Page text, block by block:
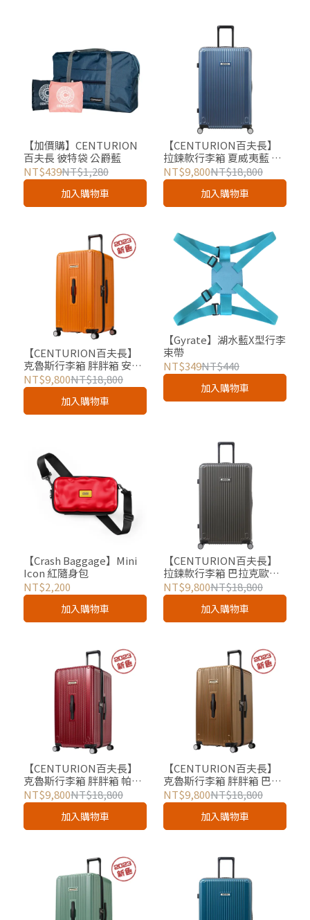
【加價購】CENTURION
百夫長 彼特袋 公爵藍
NT$439NT$1,280
加入購物車
【CENTURION百夫長】
拉鍊款行李箱 夏威夷藍 29
吋 總代理
NT$9,800NT$18,800
加入購物車
【CENTURION百夫長】
克魯斯行李箱 胖胖箱 安奎
拉消光橘 29吋 總代理
NT$9,800NT$18,800
加入購物車
【Gyrate】湖水藍X型行李
束帶
NT$349NT$440
加入購物車
【Crash Baggage】Mini
Icon 紅隨身包
NT$2,200
加入購物車
【CENTURION百夫長】
拉鍊款行李箱 巴拉克歐巴
馬深灰 29吋 總代理
NT$9,800NT$18,800
加入購物車
【CENTURION百夫長】
克魯斯行李箱 胖胖箱 帕果
帕果紅 29吋 總代理
NT$9,800NT$18,800
加入購物車
【CENTURION百夫長】
克魯斯行李箱 胖胖箱 巴拿
馬消光金 29吋 總代理
NT$9,800NT$18,800
加入購物車